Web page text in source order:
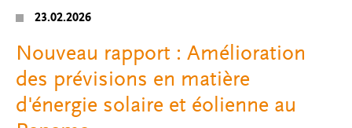
23.02.2026
Nouveau rapport : Amélioration
des prévisions en matière
d'énergie solaire et éolienne au